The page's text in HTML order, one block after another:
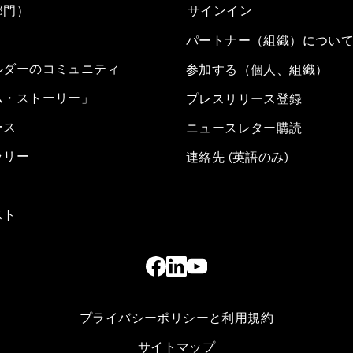
）
ーのコミュニティ
ストーリー」
リー
サインイン
パートナー（組織）につい
参加する（個人、組織）
プレスリリース登録
ニュースレター購読
連絡先 (英語のみ)
プライバシーポリシーと利用規約
サイトマップ